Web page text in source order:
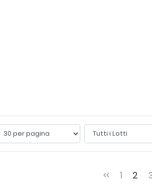
1 2